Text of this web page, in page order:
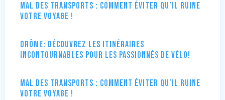
Mal des transports : comment éviter qu’il ruine
votre voyage !
Drôme: Découvrez les itinéraires
incontournables pour les passionnés de vélo!
Mal des transports : comment éviter qu’il ruine
votre voyage !